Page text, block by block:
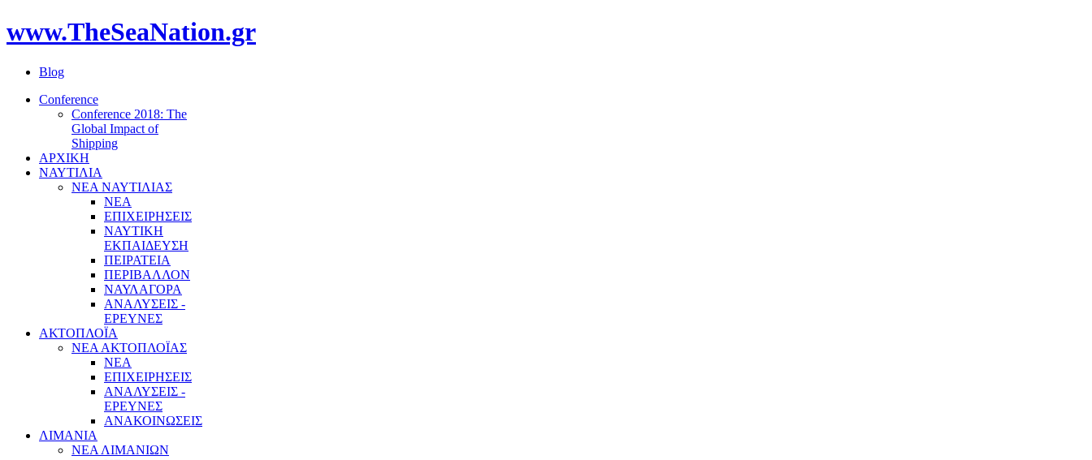
www.TheSeaNation.gr
Blog
Conference
Conference 2018: The
Global Impact of
Shipping
ΑΡΧΙΚΗ
ΝΑΥΤΙΛΙΑ
ΝΕΑ ΝΑΥΤΙΛΙΑΣ
ΝΕΑ
ΕΠΙΧΕΙΡΗΣΕΙΣ
ΝΑΥΤΙΚΗ
ΕΚΠΑΙΔΕΥΣΗ
ΠΕΙΡΑΤΕΙΑ
ΠΕΡΙΒΑΛΛΟΝ
ΝΑΥΛΑΓΟΡΑ
ΑΝΑΛΥΣΕΙΣ -
ΕΡΕΥΝΕΣ
ΑΚΤΟΠΛΟΪΑ
ΝΕΑ ΑΚΤΟΠΛΟΪΑΣ
ΝΕΑ
ΕΠΙΧΕΙΡΗΣΕΙΣ
ΑΝΑΛΥΣΕΙΣ -
ΕΡΕΥΝΕΣ
ΑΝΑΚΟΙΝΩΣΕΙΣ
ΛΙΜΑΝΙΑ
ΝΕΑ ΛΙΜΑΝΙΩΝ